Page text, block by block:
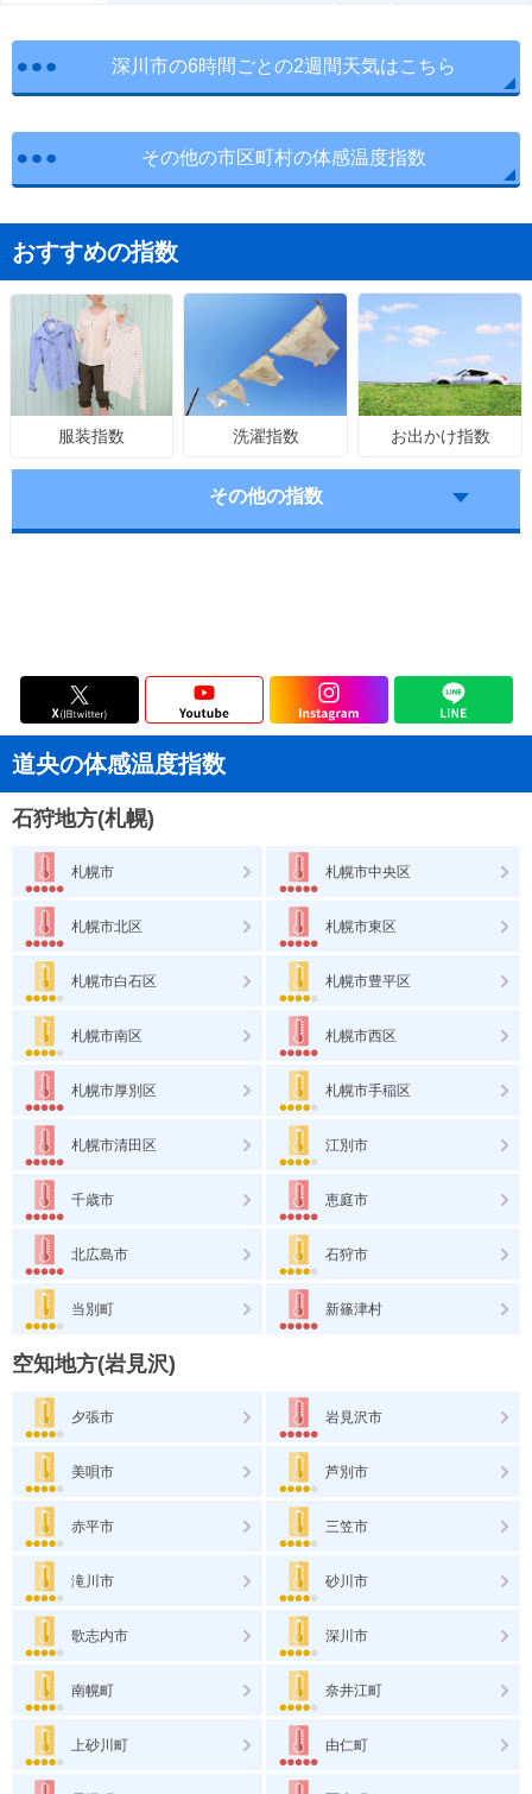
深川市の6時間ごとの2週間天気はこちら
その他の市区町村の体感温度指数
おすすめの指数
服装指数 洗濯指数 お出かけ指数
その他の指数
道央の体感温度指数
石狩地方(札幌)
札幌市 札幌市中央区
札幌市北区 札幌市東区
札幌市白石区 札幌市豊平区
札幌市南区 札幌市西区
札幌市厚別区 札幌市手稲区
札幌市清田区 江別市
千歳市 恵庭市
北広島市 石狩市
当別町 新篠津村
空知地方(岩見沢)
夕張市 岩見沢市
美唄市 芦別市
赤平市 三笠市
滝川市 砂川市
歌志内市 深川市
南幌町 奈井江町
上砂川町 由仁町